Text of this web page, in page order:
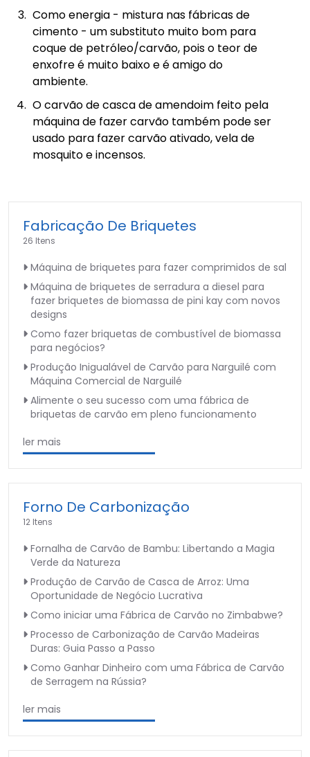
Como energia - mistura nas fábricas de
cimento - um substituto muito bom para
coque de petróleo/carvão, pois o teor de
enxofre é muito baixo e é amigo do
ambiente.
O carvão de casca de amendoim feito pela
máquina de fazer carvão também pode ser
usado para fazer carvão ativado, vela de
mosquito e incensos.
Fabricação De Briquetes
26 Itens
Máquina de briquetes para fazer comprimidos de sal
Máquina de briquetes de serradura a diesel para
fazer briquetes de biomassa de pini kay com novos
designs
Como fazer briquetas de combustível de biomassa
para negócios?
Produção Inigualável de Carvão para Narguilé com
Máquina Comercial de Narguilé
Alimente o seu sucesso com uma fábrica de
briquetas de carvão em pleno funcionamento
ler mais
Forno De Carbonização
12 Itens
Fornalha de Carvão de Bambu: Libertando a Magia
Verde da Natureza
Produção de Carvão de Casca de Arroz: Uma
Oportunidade de Negócio Lucrativa
Como iniciar uma Fábrica de Carvão no Zimbabwe?
Processo de Carbonização de Carvão Madeiras
Duras: Guia Passo a Passo
Como Ganhar Dinheiro com uma Fábrica de Carvão
de Serragem na Rússia?
ler mais